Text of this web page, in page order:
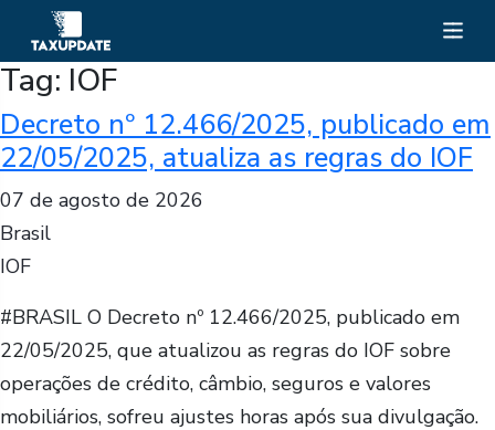
Tag: IOF
Decreto nº 12.466/2025, publicado em
22/05/2025, atualiza as regras do IOF
07 de agosto de 2026
Brasil
IOF
#BRASIL O Decreto nº 12.466/2025, publicado em
22/05/2025, que atualizou as regras do IOF sobre
operações de crédito, câmbio, seguros e valores
mobiliários, sofreu ajustes horas após sua divulgação.